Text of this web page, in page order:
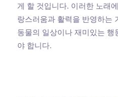
게 할 것입니다. 이러한 노래
랑스러움과 활력을 반영하는
동물의 일상이나 재미있는
야 합니다.